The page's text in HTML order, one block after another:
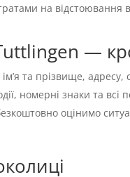
на відстоювання
—
та прізвище, адресу,
номерні знаки та всі
оцінимо